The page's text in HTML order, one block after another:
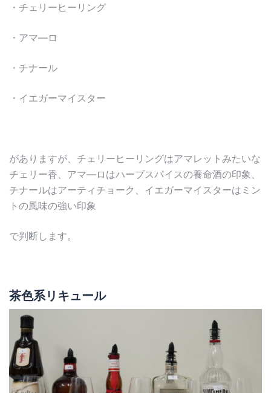
・チェリーヒーリング
・アマ―ロ
・チナール
・イエガーマイスター
がありますが、チェリーヒーリングはアマレットみたいな
チェリー香、アマ―ロはハーブスパイスの養命酒の印象、
チナールはアーティチョーク、イエガーマイスターはミン
トの風味の強い印象
で判断します。
茶色系リキュール